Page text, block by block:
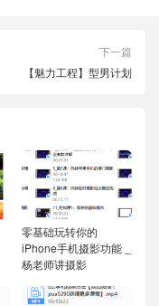
下一篇
【魅力工程】型男计划
零基础玩转你的
iPhone手机摄影功能 _
杨老师讲摄影